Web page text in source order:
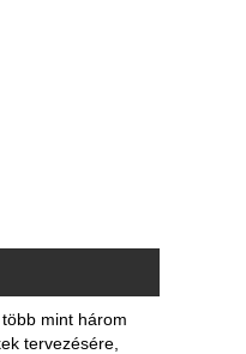
mint három
tervezésére,